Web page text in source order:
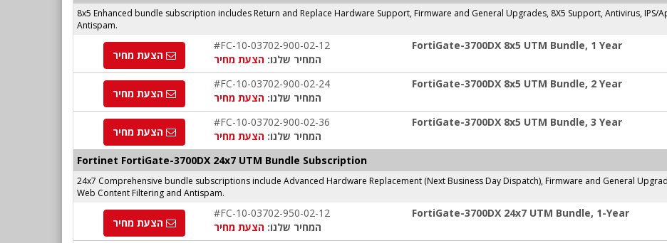
8x5 Enhanced bundle subscription includes Return and Replace Hardware Support, Firmware and General Upgrades, 8X5 Support, Antivirus,
Antispam.
FortiGate-3700DX 8x5 UTM Bundle, 1 Year
#FC-10-03702-900-02-12
המחיר שלנו: הצעת מחיר הצעת מחיר
FortiGate-3700DX 8x5 UTM Bundle, 2 Year
#FC-10-03702-900-02-24
המחיר שלנו: הצעת מחיר הצעת מחיר
FortiGate-3700DX 8x5 UTM Bundle, 3 Year
#FC-10-03702-900-02-36
המחיר שלנו: הצעת מחיר הצעת מחיר
Fortinet FortiGate-3700DX 24x7 UTM Bundle Subscription
24x7 Comprehensive bundle subscriptions include Advanced Hardware Replacement (Next Business Day Dispatch), Firmware and General
Web Content Filtering and Antispam.
FortiGate-3700DX 24x7 UTM Bundle, 1-Year
#FC-10-03702-950-02-12
המחיר שלנו: הצעת מחיר הצעת מחיר